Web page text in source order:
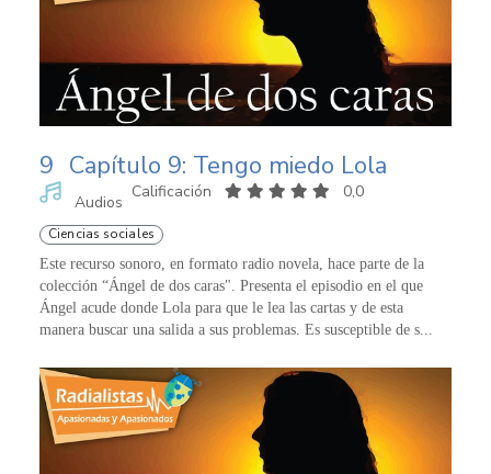
9 Capítulo 9: Tengo miedo Lola
Audios
Calificación 0,0
Ciencias sociales
Este recurso sonoro, en formato radio novela, hace parte de la
colección “Ángel de dos caras". Presenta el episodio en el que
Ángel acude donde Lola para que le lea las cartas y de esta
manera buscar una salida a sus problemas. Es susceptible de s...